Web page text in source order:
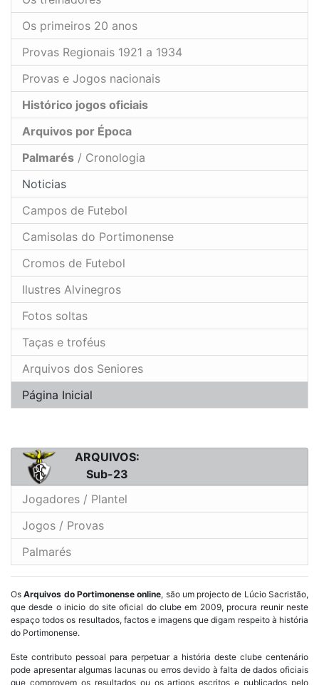
Os primeiros 20 anos
Provas Regionais 1921 a 1934
Provas e Jogos nacionais
Histórico jogos oficiais
Arquivos por Época
Palmarés / Cronologia
Noticias
Campos de Futebol
Camisolas do Portimonense
Cromos de Futebol
Ilustres Alvinegros
Fotos soltas
Taças e troféus
Arquivos dos Seniores
Página Inicial
ARQUIVOS:
Sub-23
Jogadores / Plantel
Jogos / Provas
Palmarés
OsArquivos do Portimonense online, são um projecto de Lúcio Sacristão,
que desde o inicio do site oficial do clube em 2009, procura reunir neste
espaço todos os resultados, factos e imagens que digam respeito à história
do Portimonense.
Este contributo pessoal para perpetuar a história deste clube centenário
pode apresentar algumas lacunas ou erros devido à falta de dados oficiais
que comprovem os resultados ou os artigos escritos e publicados pelo